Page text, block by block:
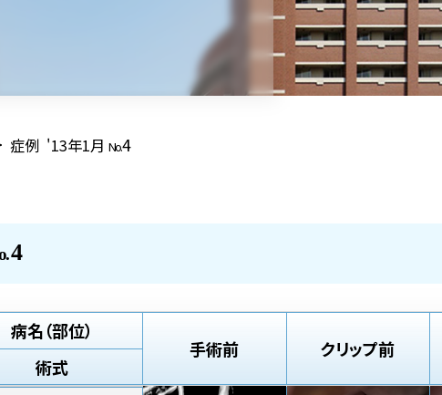
症例 '13年1月No.4
4
病名（部位）
術式
手術前 クリップ前